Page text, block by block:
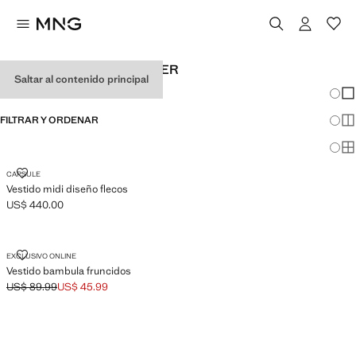
Saltar al contenido principal
VESTIDO HALTER DE MUJER
FILTRAR Y ORDENAR
CAPSULE
Vestido midi diseño flecos
VESTIDO MIDI DISEÑO FLECOS
Precio actual [US$ 440.00 ]
US$ 440.00
EXCLUSIVO ONLINE
Vestido bambula fruncidos
VESTIDO BAMBULA FRUNCIDOS
Precio inicial tachado [US$ 89.99 ]
US$ 89.99
Precio actual [US$ 45.99 ]
US$ 45.99